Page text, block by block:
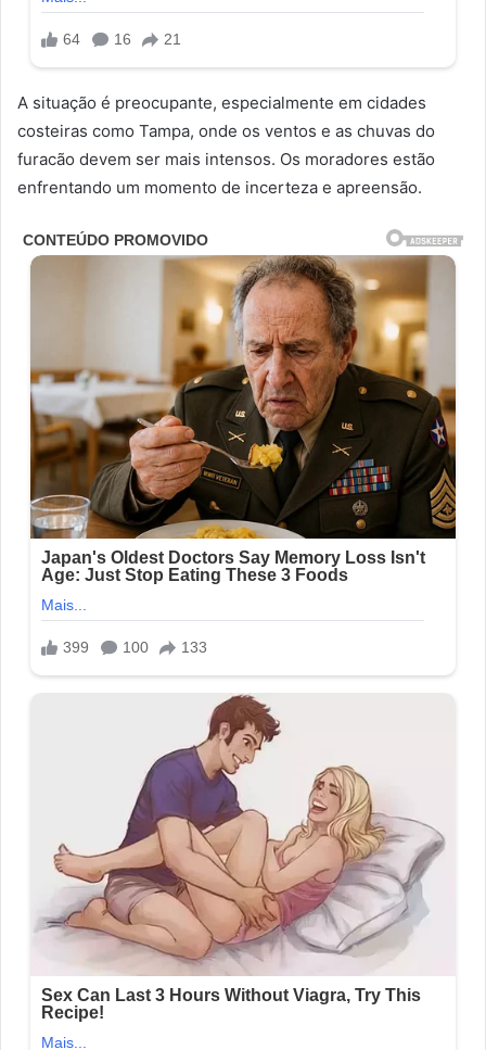
A situação é preocupante, especialmente em cidades
costeiras como Tampa, onde os ventos e as chuvas do
furacão devem ser mais intensos. Os moradores estão
enfrentando um momento de incerteza e apreensão.